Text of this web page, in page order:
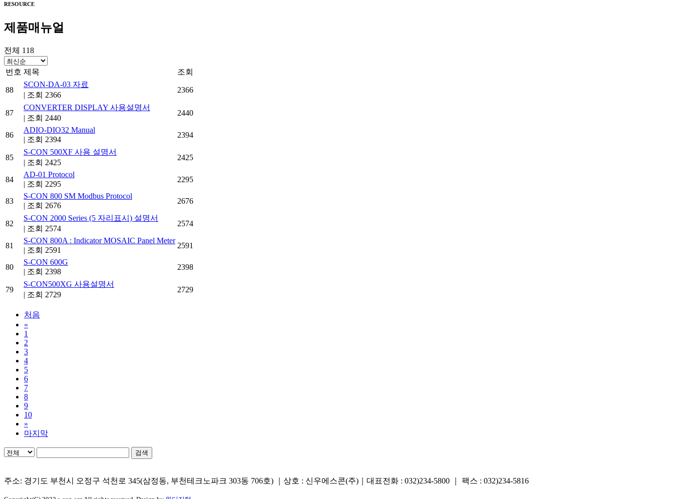
RESOURCE
제품매뉴얼
전체 118
번호 제목 조회
88
SCON-DA-03 자료
| 조회 2366
2366
87
CONVERTER DISPLAY 사용설명서
| 조회 2440
2440
86
ADIO-DIO32 Manual
| 조회 2394
2394
85
S-CON 500XF 사용 설명서
| 조회 2425
2425
84
AD-01 Protocol
| 조회 2295
2295
83
S-CON 800 SM Modbus Protocol
| 조회 2676
2676
82
S-CON 2000 Series (5 자리표시) 설명서
| 조회 2574
2574
81
S-CON 800A : Indicator MOSAIC Panel Meter
| 조회 2591
2591
80
S-CON 600G
| 조회 2398
2398
79
S-CON500XG 사용설명서
| 조회 2729
2729
처음
«
1
2
3
4
5
6
7
8
9
10
»
마지막
검색
주소: 경기도 부천시 오정구 석천로 345(삼정동, 부천테크노파크 303동 706호) ｜상호 : 신우에스콘(주)｜대표전화 : 032)234-5800 ｜ 팩스 : 032)234-5816